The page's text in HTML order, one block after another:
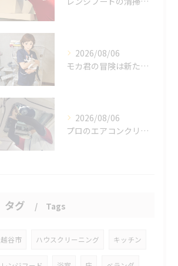
2026/08/06
モカ君の冒険は新たな幕を開けました。
2026/08/06
プロのエアコンクリーニングは、店舗やオフィスにおいて多くのメ...
タグ Tags
越谷市 ハウスクリーニング キッチン